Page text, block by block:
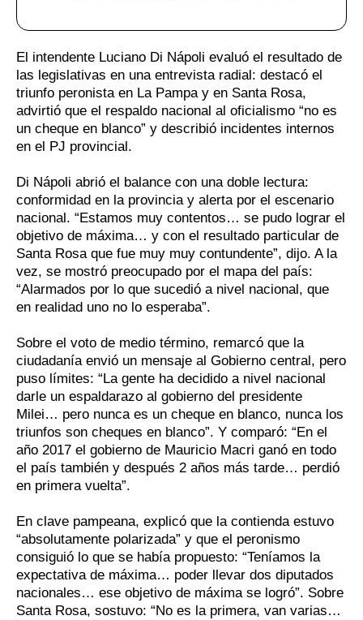
El intendente Luciano Di Nápoli evaluó el resultado de
las legislativas en una entrevista radial: destacó el
triunfo peronista en La Pampa y en Santa Rosa,
advirtió que el respaldo nacional al oficialismo “no es
un cheque en blanco” y describió incidentes internos
en el PJ provincial.
Di Nápoli abrió el balance con una doble lectura:
conformidad en la provincia y alerta por el escenario
nacional. “Estamos muy contentos… se pudo lograr el
objetivo de máxima… y con el resultado particular de
Santa Rosa que fue muy muy contundente”, dijo. A la
vez, se mostró preocupado por el mapa del país:
“Alarmados por lo que sucedió a nivel nacional, que
en realidad uno no lo esperaba”.
Sobre el voto de medio término, remarcó que la
ciudadanía envió un mensaje al Gobierno central, pero
puso límites: “La gente ha decidido a nivel nacional
darle un espaldarazo al gobierno del presidente
Milei… pero nunca es un cheque en blanco, nunca los
triunfos son cheques en blanco”. Y comparó: “En el
año 2017 el gobierno de Mauricio Macri ganó en todo
el país también y después 2 años más tarde… perdió
en primera vuelta”.
En clave pampeana, explicó que la contienda estuvo
“absolutamente polarizada” y que el peronismo
consiguió lo que se había propuesto: “Teníamos la
expectativa de máxima… poder llevar dos diputados
nacionales… ese objetivo de máxima se logró”. Sobre
Santa Rosa, sostuvo: “No es la primera, van varias…